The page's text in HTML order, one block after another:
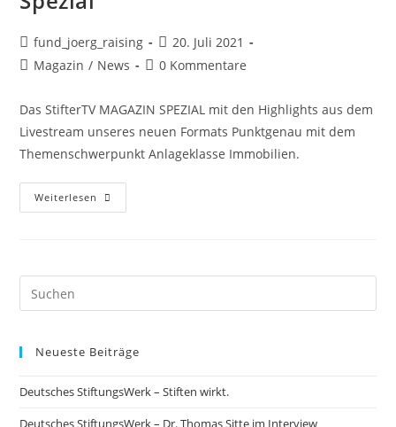
fund_joerg_raising
20. Juli 2021
Magazin / News 0 Kommentare
Das StifterTV MAGAZIN SPEZIAL mit den Highlights aus dem
Livestream unseres neuen Formats Punktgenau mit dem
Themenschwerpunkt Anlageklasse Immobilien.
Weiterlesen
Neueste Beiträge
Deutsches StiftungsWerk – Stiften wirkt.
Deutsches StiftungsWerk – Dr. Thomas Sitte im Interview